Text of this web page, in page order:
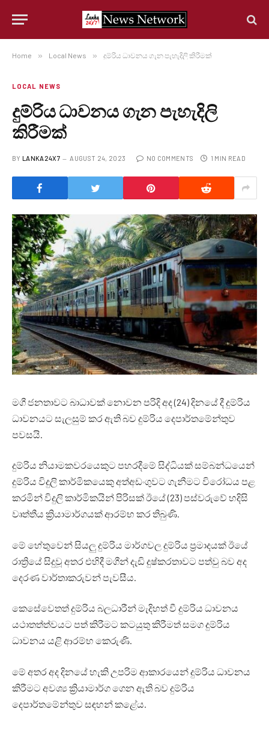
Home » Local News » දුම්රිය ධාවනය ගැන පැහැදිලි කිරීමක්
LOCAL NEWS
දුම්රිය ධාවනය ගැන පැහැදිලි
කිරීමක්
BY LANKA24X7 AUGUST 24, 2023 NO COMMENTS 1 MIN READ
මගී ජනතාවට බාධාවක් නොවන පරිදි අද (24) දිනයේ දී දුම්රිය
ධාවනයට සැලසුම් කර ඇති බව දුම්රිය දෙපාර්තමේන්තුව
පවසයි.
දුම්රිය නියාමකවරයෙකුට පහරදීමේ සිද්ධියක් සම්බන්ධයෙන්
දුම්රිය විදුලි කාර්මිකයෙකු අත්අඩංගුවට ගැනීමට විරෝධය පළ
කරමින් විදුලි කාර්මිකයින් පිරිසක් ඊයේ (23) පස්වරුවේ හදිසි
වෘත්තීය ක්‍රියාමාර්ගයක් ආරම්භ කර තිබුණි.
මේ හේතුවෙන් සියලු දුම්රිය මාර්ගවල දුම්රිය ප්‍රමාදයක් ඊයේ
රාත්‍රියේ සිදුවූ අතර එහිදී මගීන් දැඩි දුෂ්කරතාවට පත්වු බව අද
දෙරණ වාර්තාකරුවන් පැවසීය.
කෙසේවෙතත් දුම්රිය බලධාරීන් මැදිහත් වී දුම්රිය ධාවනය
යථාතත්ත්වයට පත් කිරීමට කටයුතු කිරීමත් සමග දුම්රිය
ධාවනය යළි ආරම්භ කෙරුණි.
මේ අතර අද දිනයේ හැකි උපරිම ආකාරයෙන් දුම්රිය ධාවනය
කිරීමට අවශ්‍ය ක්‍රියාමාර්ග ගෙන ඇති බව දුම්රිය
දෙපාර්තමේන්තුව සඳහන් කළේය.